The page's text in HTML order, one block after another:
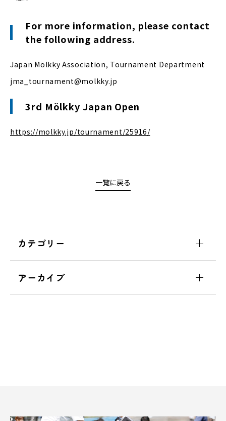
For more information, please contact
the following address.
Japan Mölkky Association, Tournament Department
jma_tournament@molkky.jp
3rd Mölkky Japan Open
https://molkky.jp/tournament/25916/
一覧に戻る
カテゴリー
アーカイブ